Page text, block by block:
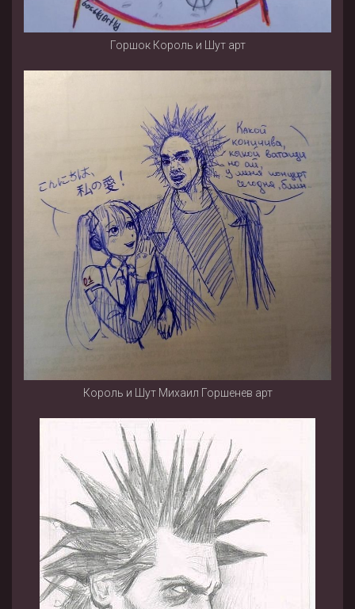
Горшок Король и Шут арт
Король и Шут Михаил Горшенев арт